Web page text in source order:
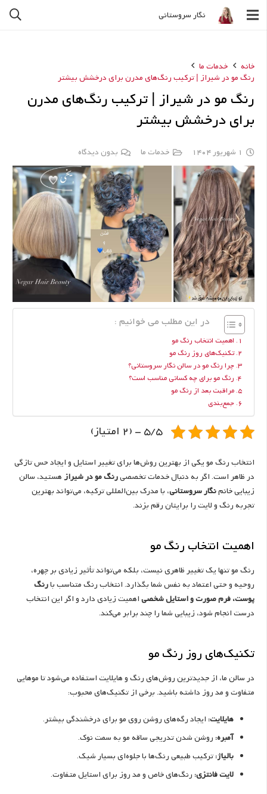
نگار سروستانی
خانه
خدمات ما
رنگ مو در شیراز | ترکیب رنگ‌های مدرن برای درخشش بیشتر
رنگ مو در شیراز | ترکیب رنگ‌های مدرن
برای درخشش بیشتر
1 شهریور 1404 خدمات ما بدون دیدگاه
در این مطلب می خوانیم :
اهمیت انتخاب رنگ مو
تکنیک‌های روز رنگ مو
چرا رنگ مو در سالن نگار سروستانی؟
رنگ مو برای چه کسانی مناسب است؟
مراقبت بعد از رنگ مو
جمع‌بندی
5/5 - (2 امتیاز)
انتخاب رنگ مو یکی از بهترین روش‌ها برای تغییر استایل و ایجاد حس تازگی
در ظاهر است. اگر به دنبال خدمات تخصصیرنگ مو در شیرازهستید، سالن
زیبایی خانمنگار سروستانی، با مدرک بین‌المللی ترکیه، می‌تواند بهترین
تجربه رنگ و لایت را برایتان رقم بزند.
اهمیت انتخاب رنگ مو
رنگ مو تنها یک تغییر ظاهری نیست، بلکه می‌تواند تأثیر زیادی بر چهره،
روحیه و حتی اعتماد به نفس شما بگذارد. انتخاب رنگ متناسب بارنگ
پوست، فرم صورت و استایل شخصیاهمیت زیادی دارد و اگر این انتخاب
درست انجام شود، زیبایی شما را چند برابر می‌کند.
تکنیک‌های روز رنگ مو
در سالن ما، از جدیدترین روش‌های رنگ و هایلایت استفاده می‌شود تا موهایی
متفاوت و مد روز داشته باشید. برخی از تکنیک‌های محبوب:
هایلایت:ایجاد رگه‌های روشن روی مو برای درخشندگی بیشتر.
آمبره:روشن شدن تدریجی ساقه مو به سمت نوک.
بالیاژ:ترکیب طبیعی رنگ‌ها با جلوه‌ای بسیار شیک.
لایت فانتزی:رنگ‌های خاص و مد روز برای استایل متفاوت.